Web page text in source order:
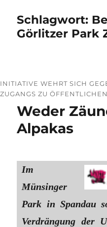
Schlagwort:
Görlitzer Park
INITIATIVE WEHRT SICH
ZUGANGS ZU
Weder
Alpakas
Im
Münsinger
Park in Spandau
Verdrängung der